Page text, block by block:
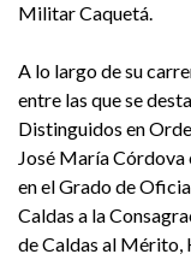
Militar Caquetá.
A lo largo de su
entre las que se
Distinguidos en
José María
en el Grado de
Caldas a la
de Caldas al